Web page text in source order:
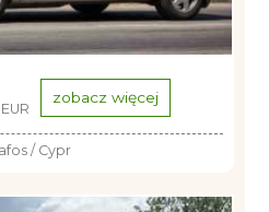
zobacz więcej
/ Cypr